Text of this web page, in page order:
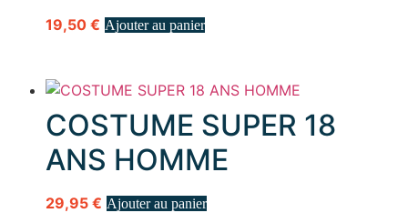
19,50 € Ajouter au panier
COSTUME SUPER 18
ANS HOMME
29,95 € Ajouter au panier